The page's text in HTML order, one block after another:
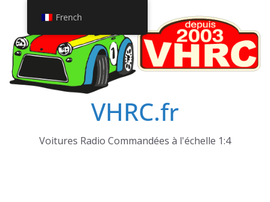
contenu
VHRC.fr
Voitures Radio Commandées à l'échelle 1:4
French